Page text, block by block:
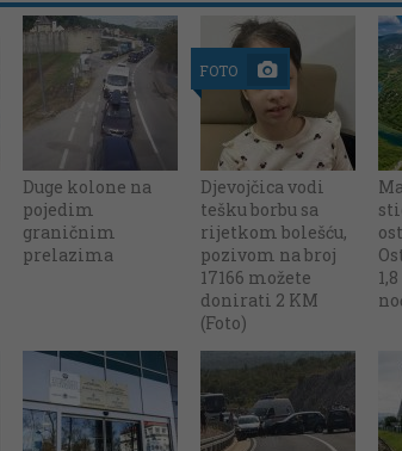
Duge kolone na
pojedim
graničnim
prelazima
FOTO
Djevojčica vodi
tešku borbu sa
rijetkom bolešću,
pozivom na broj
17166 možete
donirati 2 KM
(Foto)